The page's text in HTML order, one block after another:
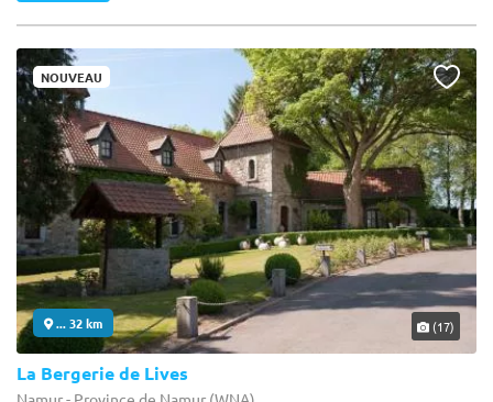
NOUVEAU
... 32 km (17)
La Bergerie de Lives